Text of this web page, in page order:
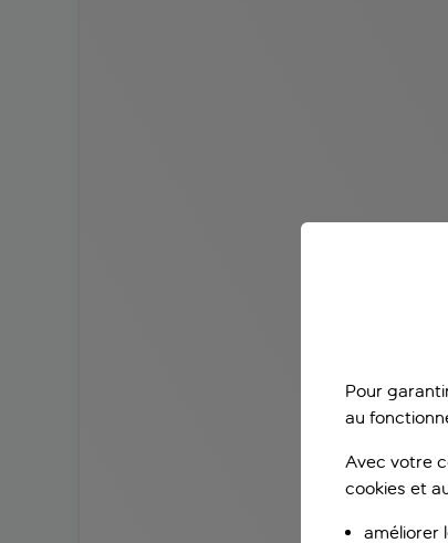
Pour
au
Avec votre
cookies et
améliorer